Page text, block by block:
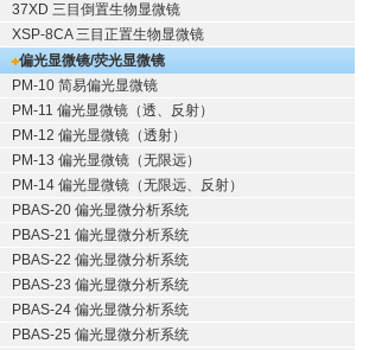
37XD 三目倒置生物显微镜
XSP-8CA 三目正置生物显微镜
偏光显微镜/荧光显微镜
PM-10 简易偏光显微镜
PM-11 偏光显微镜（透、反射）
PM-12 偏光显微镜（透射）
PM-13 偏光显微镜（无限远）
PM-14 偏光显微镜（无限远、反射）
PBAS-20 偏光显微分析系统
PBAS-21 偏光显微分析系统
PBAS-22 偏光显微分析系统
PBAS-23 偏光显微分析系统
PBAS-24 偏光显微分析系统
PBAS-25 偏光显微分析系统